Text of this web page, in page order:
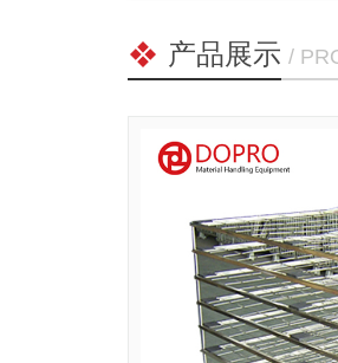
产品展示 /